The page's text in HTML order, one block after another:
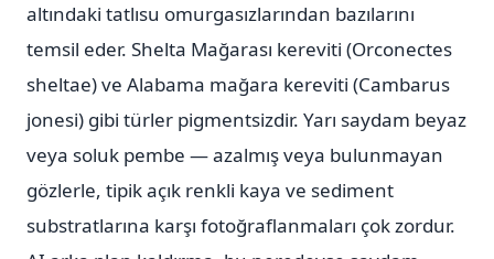
altındaki tatlısu omurgasızlarından bazılarını
temsil eder. Shelta Mağarası kereviti (Orconectes
sheltae) ve Alabama mağara kereviti (Cambarus
jonesi) gibi türler pigmentsizdir. Yarı saydam beyaz
veya soluk pembe — azalmış veya bulunmayan
gözlerle, tipik açık renkli kaya ve sediment
substratlarına karşı fotoğraflanmaları çok zordur.